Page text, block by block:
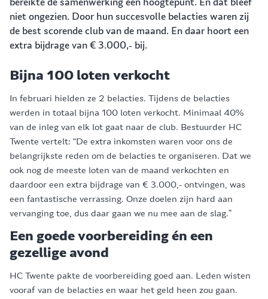
bereikte de samenwerking een hoogtepunt. En dat bleef
niet ongezien. Door hun succesvolle belacties waren zij
de best scorende club van de maand. En daar hoort een
extra bijdrage van € 3.000,- bij.
Bijna 100 loten verkocht
In februari hielden ze 2 belacties. Tijdens de belacties
werden in totaal bijna 100 loten verkocht. Minimaal 40%
van de inleg van elk lot gaat naar de club. Bestuurder HC
Twente vertelt: “De extra inkomsten waren voor ons de
belangrijkste reden om de belacties te organiseren. Dat we
ook nog de meeste loten van de maand verkochten en
daardoor een extra bijdrage van € 3.000,- ontvingen, was
een fantastische verrassing. Onze doelen zijn hard aan
vervanging toe, dus daar gaan we nu mee aan de slag.”
Een goede voorbereiding én een
gezellige avond
HC Twente pakte de voorbereiding goed aan. Leden wisten
vooraf van de belacties en waar het geld heen zou gaan.